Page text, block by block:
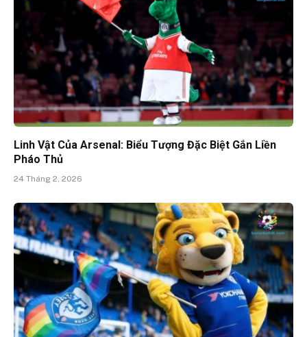
Linh Vật Của Arsenal: Biểu Tượng Đặc Biệt Gắn Liền
Pháo Thủ
24 Tháng 2, 2026